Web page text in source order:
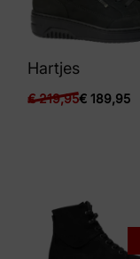
Hartjes
€219,95€ 189,95